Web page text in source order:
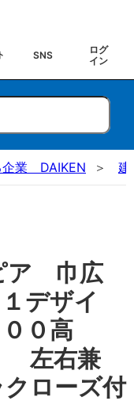
SNS
ログ
イン
企業 DAIKEN 建
ア 巾広
デザイ
０高
左右兼
ローズ付